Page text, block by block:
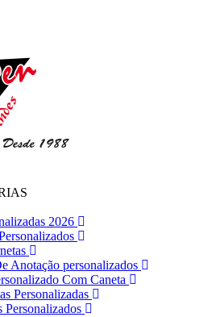
2026
Anotação personalizados
Com Caneta
Personalizadas
Personalizados